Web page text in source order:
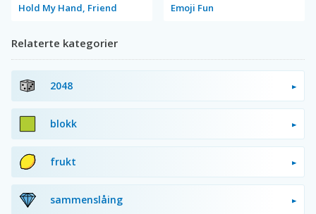
Hold My Hand, Friend Emoji Fun
Relaterte kategorier
2048
blokk
frukt
sammenslåing